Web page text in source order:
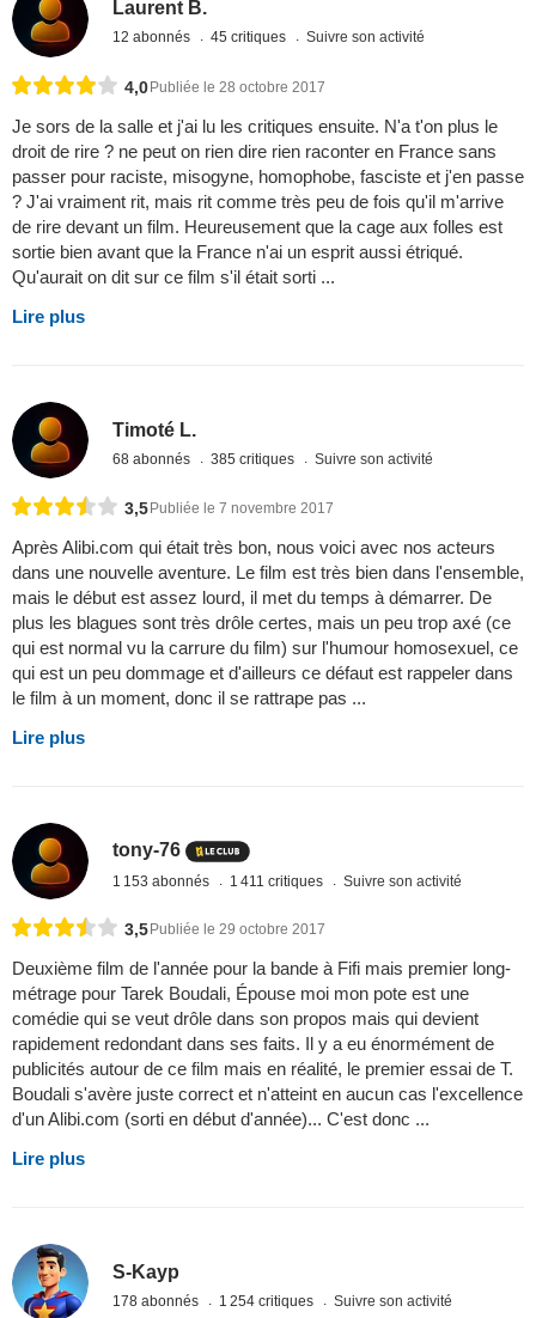
Laurent B.
12 abonnés 45 critiques Suivre son activité
4,0 Publiée le 28 octobre 2017
Je sors de la salle et j'ai lu les critiques ensuite. N'a t'on plus le
droit de rire ? ne peut on rien dire rien raconter en France sans
passer pour raciste, misogyne, homophobe, fasciste et j'en passe
? J'ai vraiment rit, mais rit comme très peu de fois qu'il m'arrive
de rire devant un film. Heureusement que la cage aux folles est
sortie bien avant que la France n'ai un esprit aussi étriqué.
Qu'aurait on dit sur ce film s'il était sorti ...
Lire plus
Timoté L.
68 abonnés 385 critiques Suivre son activité
3,5 Publiée le 7 novembre 2017
Après Alibi.com qui était très bon, nous voici avec nos acteurs
dans une nouvelle aventure. Le film est très bien dans l'ensemble,
mais le début est assez lourd, il met du temps à démarrer. De
plus les blagues sont très drôle certes, mais un peu trop axé (ce
qui est normal vu la carrure du film) sur l'humour homosexuel, ce
qui est un peu dommage et d'ailleurs ce défaut est rappeler dans
le film à un moment, donc il se rattrape pas ...
Lire plus
tony-76
1 153 abonnés 1 411 critiques Suivre son activité
3,5 Publiée le 29 octobre 2017
Deuxième film de l'année pour la bande à Fifi mais premier long-
métrage pour Tarek Boudali, Épouse moi mon pote est une
comédie qui se veut drôle dans son propos mais qui devient
rapidement redondant dans ses faits. Il y a eu énormément de
publicités autour de ce film mais en réalité, le premier essai de T.
Boudali s'avère juste correct et n'atteint en aucun cas l'excellence
d'un Alibi.com (sorti en début d'année)... C'est donc ...
Lire plus
S-Kayp
178 abonnés 1 254 critiques Suivre son activité